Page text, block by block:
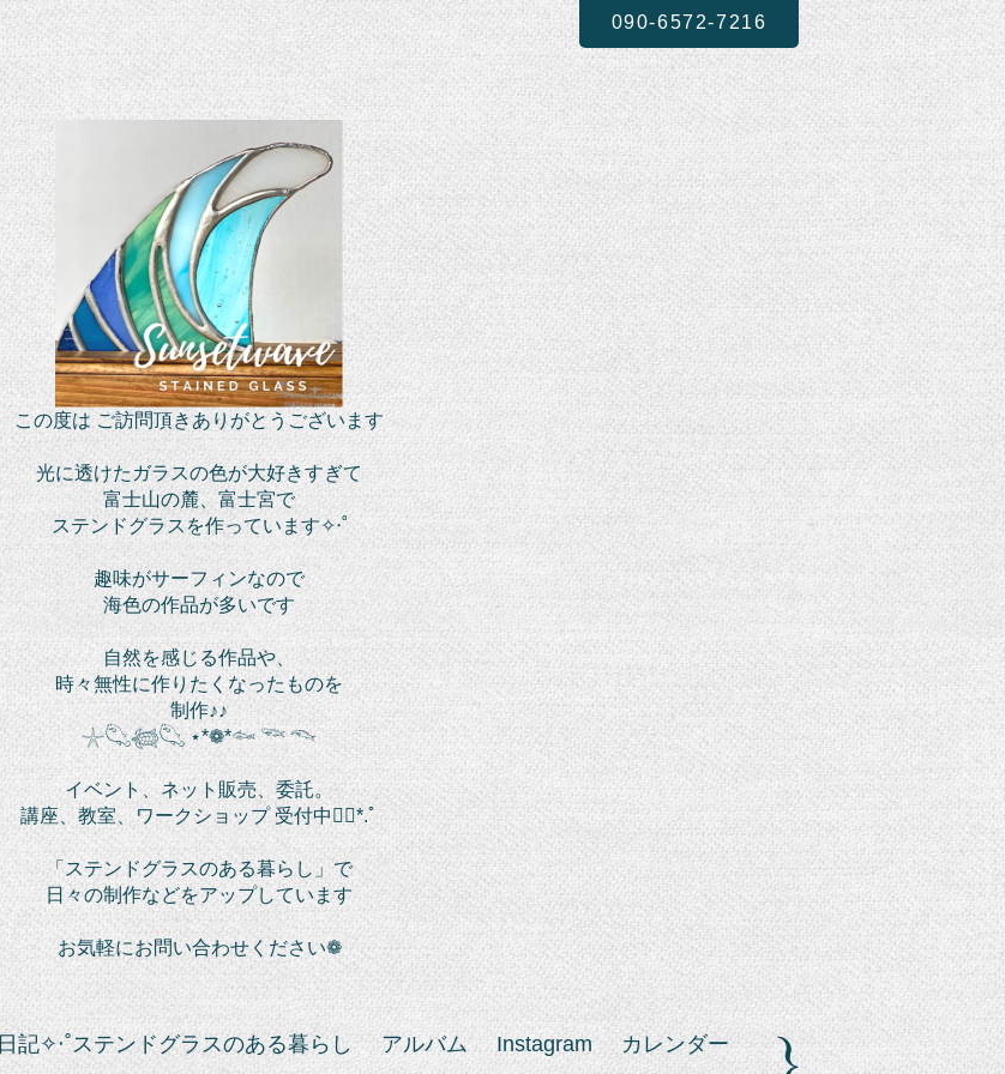
この度は ご訪問頂きありがとうございます
光に透けたガラスの色が大好きすぎて
富士山の麓、富士宮で
ステンドグラスを作っています✧‧˚
趣味がサーフィンなので
海色の作品が多いです
自然を感じる作品や、
時々無性に作りたくなったものを
制作♪♪
𓇼𓆡𓆉𓆡 ⋆*❁*𓆜 𓆝 𓆞
イベント、ネット販売、委託。
講座、教室、ワークショップ 受付中❁⃘*.ﾟ
「ステンドグラスのある暮らし」で
日々の制作などをアップしています
お気軽にお問い合わせください❁
090-6572-7216
日記✧‧˚ステンドグラスのある暮らし アルバム Instagram カレンダー